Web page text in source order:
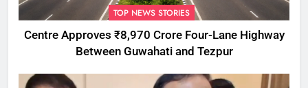
TOP NEWS STORIES
Centre Approves ₹8,970 Crore Four-Lane Highway
Between Guwahati and Tezpur